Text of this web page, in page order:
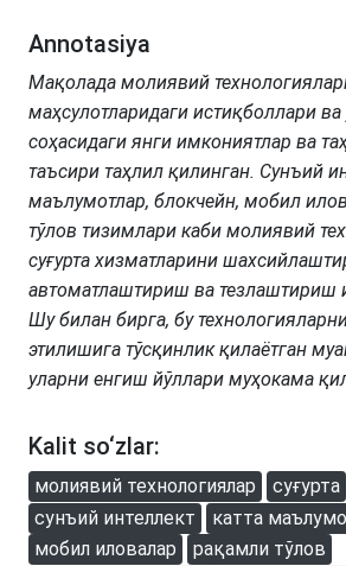
Annotasiya
Мақолада молиявий
маҳсулотларидаги истиқболлари ва
соҳасидаги янги имкониятлар ва
таъсири таҳлил қилинган. Сунъий
маълумотлар, блокчейн, мобил
тўлов тизимлари каби молиявий
суғурта хизматларини
автоматлаштириш ва тезлаштириш
Шу билан бирга, бу
этилишига тўсқинлик қилаётган
уларни енгиш йўллари муҳокама
Kalit so‘zlar:
молиявий технологиялар
суғурта
сунъий интеллект
катта
мобил иловалар
рақамли тўлов